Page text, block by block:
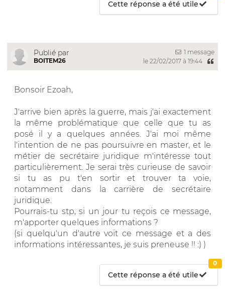
Cette réponse a été utile
Publié par
BOITEM26
1 message
le 22/02/2017 à 19:44
Bonsoir Ezoah,
J'arrive bien après la guerre, mais j'ai exactement
la même problématique que celle que tu as
posé il y a quelques années. J'ai moi même
l'intention de ne pas poursuivre en master, et le
métier de secrétaire juridique m'intéresse tout
particulièrement. Je serai très curieuse de savoir
si tu as pu t'en sortir et trouver ta voie,
notamment dans la carrière de secrétaire
juridique.
Pourrais-tu stp, si un jour tu reçois ce message,
m'apporter quelques informations ?
(si quelqu'un d'autre voit ce message et a des
informations intéressantes, je suis preneuse !! :) )
Cette réponse a été utile
0